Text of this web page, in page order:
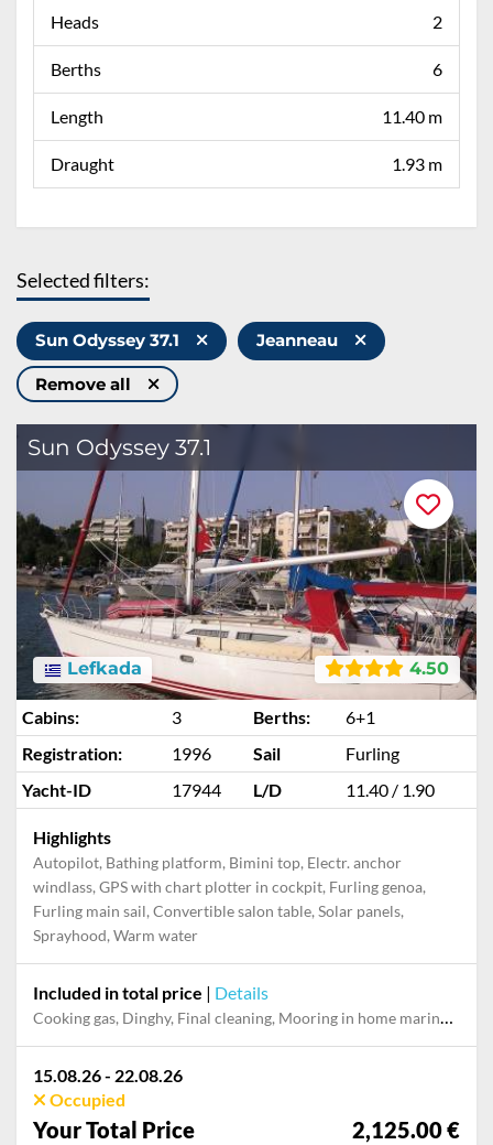
Heads 2
Berths 6
Length 11.40 m
Draught 1.93 m
Selected filters:
Sun Odyssey 37.1 Jeanneau
Remove all
Sun Odyssey 37.1
4.50
Lefkada
Cabins: 3 Berths:
6+1
Registration:
1996 Sail
Furling
Yacht-ID
17944 L/D 11.40 / 1.90
Highlights
Autopilot, Bathing platform, Bimini top, Electr. anchor
windlass, GPS with chart plotter in cockpit, Furling genoa,
Furling main sail, Convertible salon table, Solar panels,
Sprayhood, Warm water
Included in total price | Details
Cooking gas, Dinghy, Final cleaning, Mooring in home marina for first and last night, Pillow, blanket, sheets, duvet cover, Towels
15.08.26 - 22.08.26
Occupied
Your Total Price 2,125.00 €